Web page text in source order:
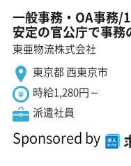
一般事務・OA事務/
安定の官公庁で事務
東亜物流株式会社
東京都 西東京市
時給1,280円～
派遣社員
Sponsored by